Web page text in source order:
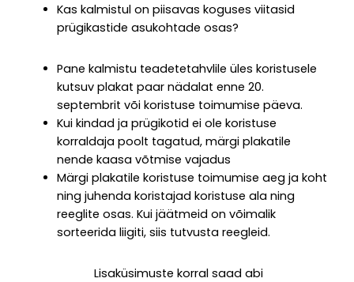
Kas kalmistul on piisavas koguses viitasid
prügikastide asukohtade osas?
Pane kalmistu teadetetahvlile üles koristusele
kutsuv plakat paar nädalat enne 20.
septembrit või koristuse toimumise päeva.
Kui kindad ja prügikotid ei ole koristuse
korraldaja poolt tagatud, märgi plakatile
nende kaasa võtmise vajadus
Märgi plakatile koristuse toimumise aeg ja koht
ning juhenda koristajad koristuse ala ning
reeglite osas. Kui jäätmeid on võimalik
sorteerida liigiti, siis tutvusta reegleid.
Lisaküsimuste korral saad abi